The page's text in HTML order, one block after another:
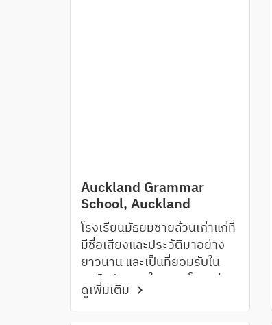
Auckland Grammar
School, Auckland
โรงเรียนมัธยมชายล้วนเก่าแก่ที่
มีชื่อเสียงและประวัติมาอย่าง
ยาวนาน และเป็นที่ยอมรับใน
ระดับประเทศในความโดดเด่น
ทั้งด้านวิชาการและกีฬา
ดูเพิ่มเติม